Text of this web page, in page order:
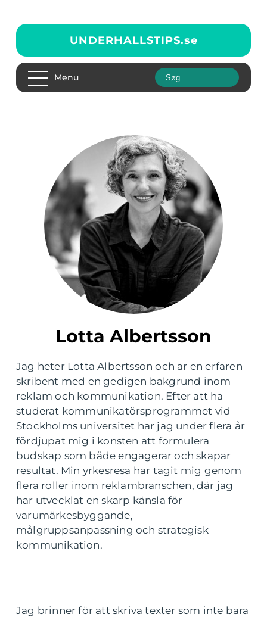
UNDERHALLSTIPS.se
Menu
Lotta Albertsson
Jag heter Lotta Albertsson och är en erfaren
skribent med en gedigen bakgrund inom
reklam och kommunikation. Efter att ha
studerat kommunikatörsprogrammet vid
Stockholms universitet har jag under flera år
fördjupat mig i konsten att formulera
budskap som både engagerar och skapar
resultat. Min yrkesresa har tagit mig genom
flera roller inom reklambranschen, där jag
har utvecklat en skarp känsla för
varumärkesbyggande,
målgruppsanpassning och strategisk
kommunikation.
Jag brinner för att skriva texter som inte bara